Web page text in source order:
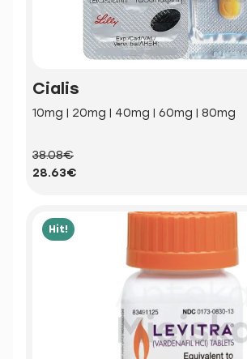
Cialis
10mg | 20mg | 40mg | 60mg | 80mg
38.08€
28.63€
Hit!